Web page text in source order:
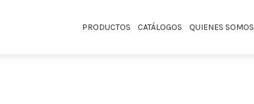
PRODUCTOS CATÁLOGOS QUIENES SOMOS